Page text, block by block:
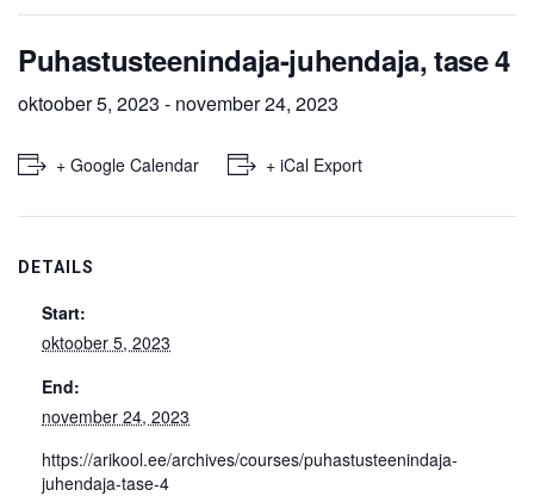
Puhastusteenindaja-j­uhendaja, tase 4
oktoober 5, 2023 - november 24, 2023
+ Google Calendar + iCal Export
DETAILS
Start:
oktoober 5, 2023
End:
november 24, 2023
https://arikool.ee/archives/courses/puhastusteenindaja-
juhendaja-tase-4